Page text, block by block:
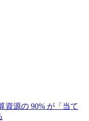
資源の 90% が「当て